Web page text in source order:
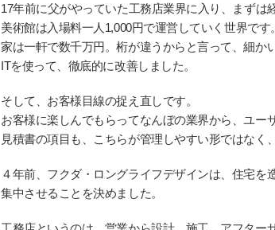
17年前に父がやっていた工務店業界に入り、まずは
美術館は入場料一人1,000円で運営していく世界です。
家は一軒で数千万円。桁が違うからと言って、細か
ITを使って、徹底的に改善しました。
そして、お客様目線の捉え直しです。
お客様に楽しんでもらってなんぼの業界から、ユー
見積書の項目も、こちらが管理しやすい形ではなく
４年前、フクダ・ロングライフデザインは、住宅
集中させることを決めました。